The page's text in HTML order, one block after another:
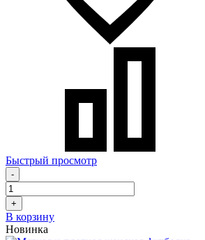
Быстрый просмотр
-
+
В корзину
Новинка